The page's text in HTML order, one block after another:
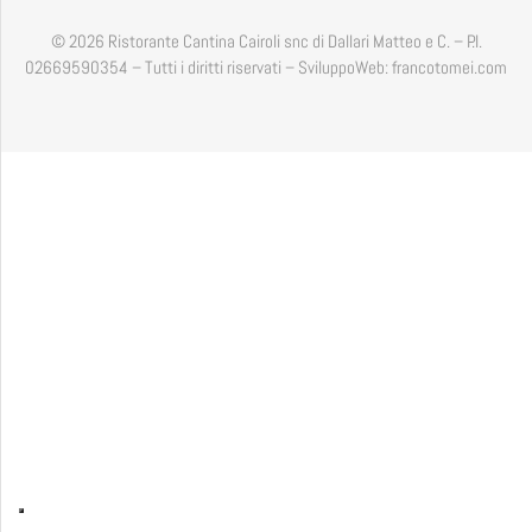
© 2026 Ristorante Cantina Cairoli snc di Dallari Matteo e C. – P.I.
02669590354 – Tutti i diritti riservati – SviluppoWeb: francotomei.com